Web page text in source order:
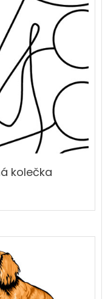
kolečka